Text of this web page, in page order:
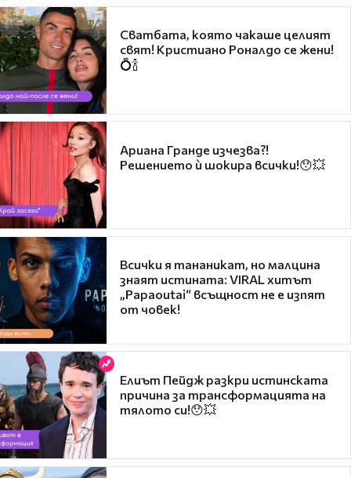
Сватбата, която чакаше целият
свят! Кристиано Роналдо се жени!
💍🍾
Ариана Гранде изчезва?!
Решението ѝ шокира всички!😯💥
Всички я тананикат, но малцина
знаят истината: VIRAL хитът
„Papaoutai“ всъщност не е изпят
от човек!
Елиът Пейдж разкри истинската
причина за трансформацията на
тялото си!😯💥